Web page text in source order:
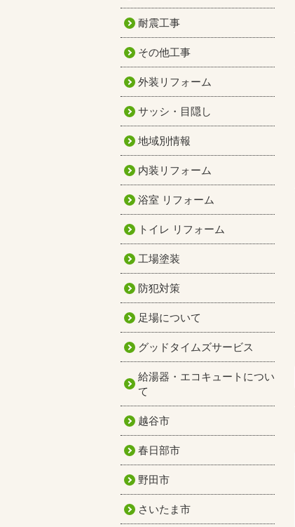
耐震工事
その他工事
外装リフォーム
サッシ・目隠し
地域別情報
内装リフォーム
浴室 リフォーム
トイレ リフォーム
工場塗装
防犯対策
足場について
グッドタイムズサービス
給湯器・エコキュートについ
て
越谷市
春日部市
野田市
さいたま市